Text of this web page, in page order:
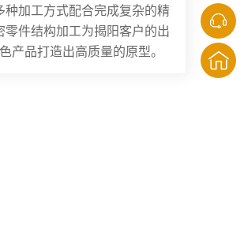
种加工方式配合完成复杂的精
零件结构加工为揭阳客户的出
色产品打造出高质量的原型。